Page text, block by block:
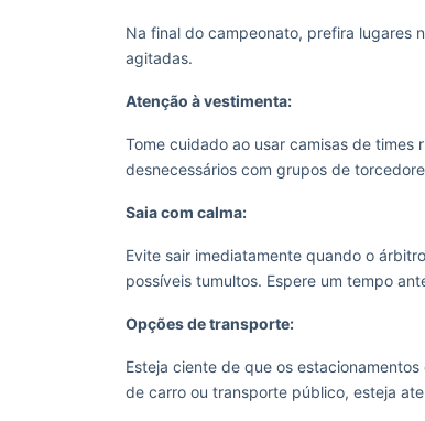
Na final do campeonato, prefira lugares
agitadas.
Atenção à vestimenta:
Tome cuidado ao usar camisas de
desnecessários com grupos de
Saia com calma:
Evite sair imediatamente quando o
possíveis tumultos. Espere um tempo
Opções de transporte:
Esteja ciente de que os
de carro ou transporte público, esteja